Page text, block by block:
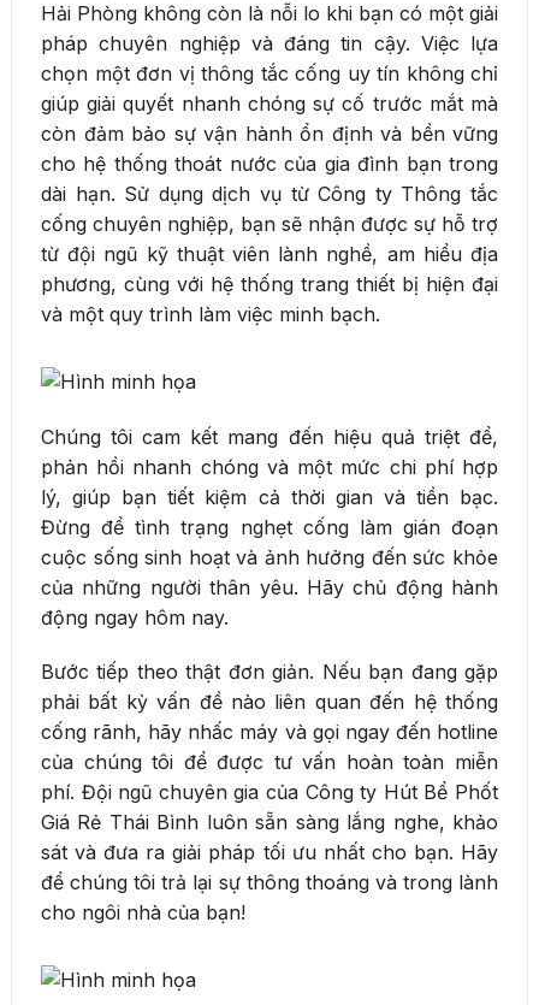
Hải Phòng không còn là nỗi lo khi bạn có một giải
pháp chuyên nghiệp và đáng tin cậy. Việc lựa
chọn một đơn vị thông tắc cống uy tín không chỉ
giúp giải quyết nhanh chóng sự cố trước mắt mà
còn đảm bảo sự vận hành ổn định và bền vững
cho hệ thống thoát nước của gia đình bạn trong
dài hạn. Sử dụng dịch vụ từ Công ty Thông tắc
cống chuyên nghiệp, bạn sẽ nhận được sự hỗ trợ
từ đội ngũ kỹ thuật viên lành nghề, am hiểu địa
phương, cùng với hệ thống trang thiết bị hiện đại
và một quy trình làm việc minh bạch.
Chúng tôi cam kết mang đến hiệu quả triệt để,
phản hồi nhanh chóng và một mức chi phí hợp
lý, giúp bạn tiết kiệm cả thời gian và tiền bạc.
Đừng để tình trạng nghẹt cống làm gián đoạn
cuộc sống sinh hoạt và ảnh hưởng đến sức khỏe
của những người thân yêu. Hãy chủ động hành
động ngay hôm nay.
Bước tiếp theo thật đơn giản. Nếu bạn đang gặp
phải bất kỳ vấn đề nào liên quan đến hệ thống
cống rãnh, hãy nhấc máy và gọi ngay đến hotline
của chúng tôi để được tư vấn hoàn toàn miễn
phí. Đội ngũ chuyên gia của Công ty Hút Bể Phốt
Giá Rẻ Thái Bình luôn sẵn sàng lắng nghe, khảo
sát và đưa ra giải pháp tối ưu nhất cho bạn. Hãy
để chúng tôi trả lại sự thông thoáng và trong lành
cho ngôi nhà của bạn!